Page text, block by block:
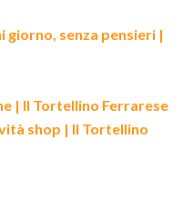
giorno, senza pensieri |
| Il Tortellino Ferrarese
shop | Il Tortellino